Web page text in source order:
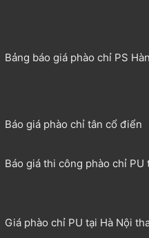
Bảng báo giá phào chỉ PS
Báo giá phào chỉ tân cổ điển
Báo giá thi công phào chỉ PU
Giá phào chỉ PU tại Hà Nội